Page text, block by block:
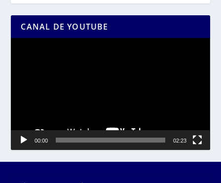
CANAL DE YOUTUBE
00:00 02:23